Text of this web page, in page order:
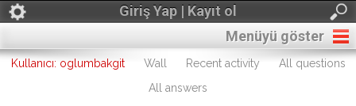
Giriş Yap | Kayıt ol
Menüyü göster
Kullanıcı: oglumbakgit Wall Recent activity
All questions
All answers